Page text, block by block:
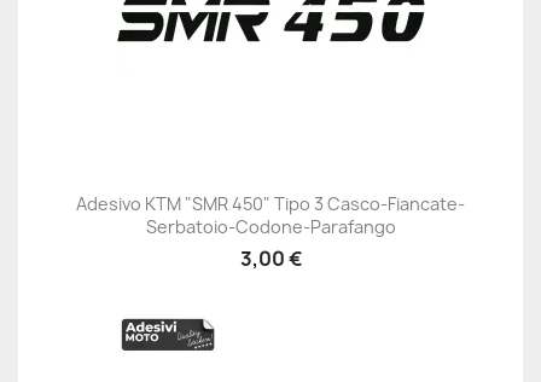
Adesivo KTM "SMR 450" Tipo 3 Casco-Fiancate-
Serbatoio-Codone-Parafango
3,00 €